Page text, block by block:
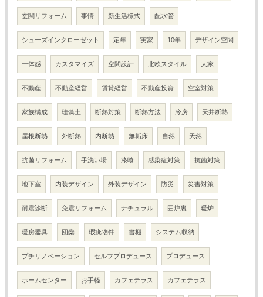
玄関リフォーム 事情 新生活様式 配水管
シューズインクローゼット 定年 実家 10年 デザイン空間
一体感 カスタマイズ 空間設計 北欧スタイル 大家
不動産 不動産経営 賃貸経営 不動産投資 空室対策
家族構成 珪藻土 断熱対策 断熱方法 冷房 天井断熱
屋根断熱 外断熱 内断熱 無垢床 自然 天然
抗菌リフォーム 手洗い場 漆喰 感染症対策 抗菌対策
地下室 内装デザイン 外装デザイン 防災 災害対策
耐震診断 免震リフォーム ナチュラル 囲炉裏 暖炉
暖房器具 団欒 瑕疵物件 書棚 システム収納
プチリノベーション セルフプロデュース プロデュース
ホームセンター お手軽 カフェテラス カフェテラス